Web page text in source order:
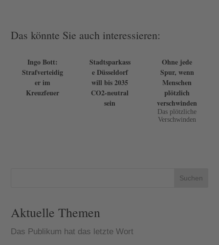
Das könnte Sie auch interessieren:
Ingo Bott:
Strafverteidig
er im
Kreuzfeuer
Stadtsparkass
e Düsseldorf
will bis 2035
CO2-neutral
sein
Ohne jede
Spur, wenn
Menschen
plötzlich
verschwinden
Das plötzliche
Verschwinden
Vermisstenexp
erte Peter
Suchen
Aktuelle Themen
Das Publikum hat das letzte Wort